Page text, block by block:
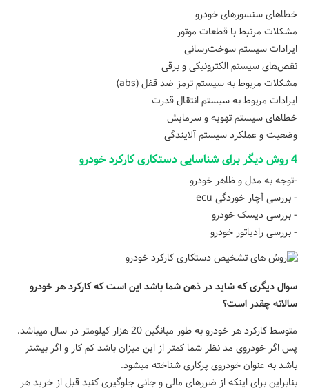
خطاهای سنسورهای خودرو
مشکلات مرتبط با قطعات موتور
ایرادات سیستم سوخت‌رسانی
نقص‌های سیستم الکترونیکی و برقی
مشکلات مربوط به سیستم ترمز ضد قفل (abs)
ایرادات مربوط به سیستم انتقال قدرت
خطاهای سیستم تهویه و سرمایش
وضعیت و عملکرد سیستم آلایندگی
4 روش‌ دیگر برای شناسایی دستکاری کارکرد خودرو
-توجه به مدل و ظاهر خودرو
- بررسی آچار خوردگی ecu
- بررسی دیسک خودرو
- بررسی رادیاتور خودرو
سوال دیگری که شاید در ذهن شما باشد این است که کارکرد هر خودرو
سالانه چقدر است؟
متوسط کارکرد هر خودرو به طور میانگین 20 هزار کیلومتر در سال میباشد.
پس اگر خودروی مد نظر شما کمتر از این میزان باشد کم کار و اگر بیشتر
باشد به عنوان خودروی پرکاری شناخته میشود.
بنابراین برای اینکه از ضررهای مالی و جانی جلوگیری کنید قبل از خرید هر